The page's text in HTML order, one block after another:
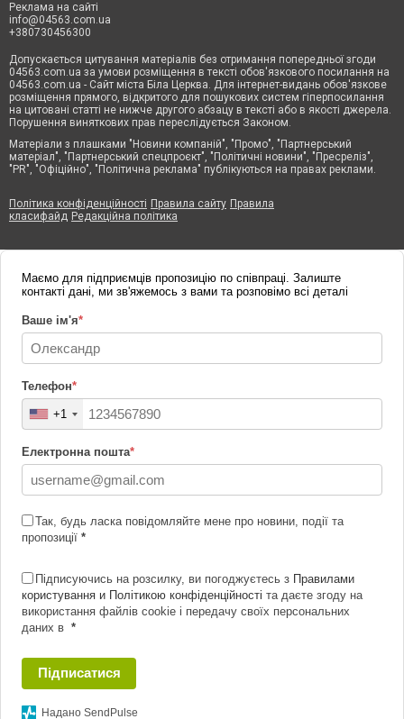
Реклама на сайті
info@04563.com.ua
+380730456300
Допускається цитування матеріалів без отримання попередньої згоди
04563.com.ua за умови розміщення в тексті обов'язкового посилання на
04563.com.ua - Сайт міста Біла Церква. Для інтернет-видань обов'язкове
розміщення прямого, відкритого для пошукових систем гіперпосилання
на цитовані статті не нижче другого абзацу в тексті або в якості джерела.
Порушення виняткових прав переслідується Законом.
Матеріали з плашками "Новини компаній", "Промо", "Партнерський
матеріал", "Партнерський спецпроєкт", "Політичні новини", "Пресреліз",
"PR", "Офіційно", "Політична реклама" публікуються на правах реклами.
Політика конфіденційності Правила сайту Правила
класифайд Редакційна політика
Маємо для підприємців пропозицію по співпраці. Залиште
контакті дані, ми зв'яжемось з вами та розповімо всі деталі
Ваше ім'я*
Телефон*
+1
Електронна пошта*
Так, будь ласка повідомляйте мене про новини, події та
пропозиції *
Підписуючись на розсилку, ви погоджуєтесь з Правилами
користування и Політикою конфіденційності та даєте згоду на
використання файлів cookie і передачу своїх персональних
даних в *
Підписатися
Надано SendPulse